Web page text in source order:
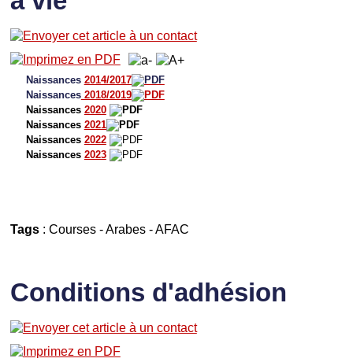
Naissances 2014/2017
Naissances2018/2019
Naissances 2020
Naissances 2021
Naissances 2022
Naissances 2023
Tags: Courses-Arabes-AFAC
Conditions d'adhésion